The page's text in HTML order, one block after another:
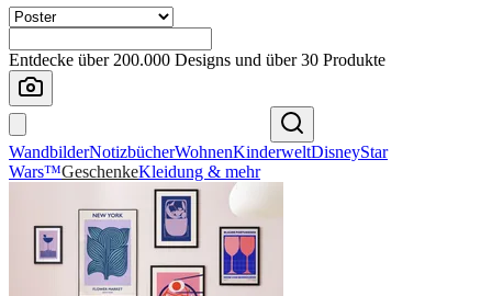
Entdecke über 200.000 Designs und über 30 Produkte
WandbilderNotizbücherWohnenKinderweltDisneyStar
Wars™GeschenkeKleidung & mehr